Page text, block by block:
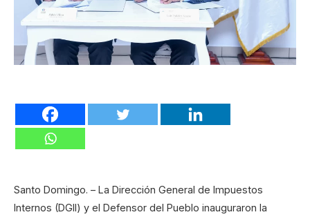
Santo Domingo. – La Dirección General de Impuestos
Internos (DGII) y el Defensor del Pueblo inauguraron la